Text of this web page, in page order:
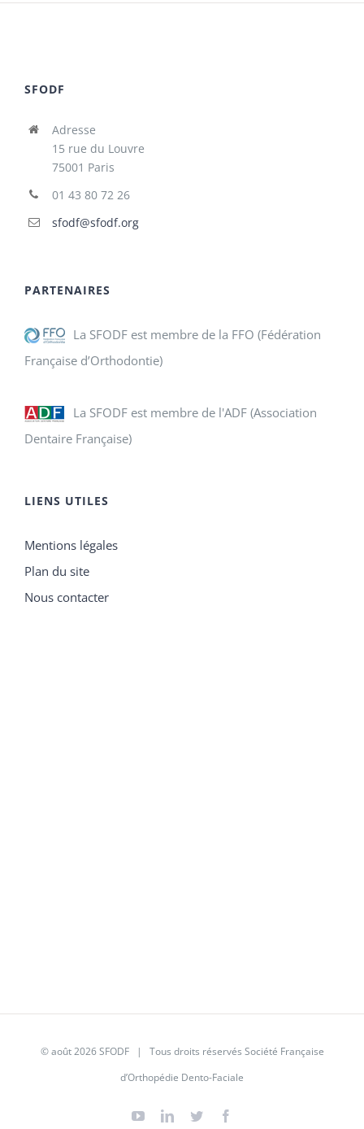
SFODF
Adresse
15 rue du Louvre
75001 Paris
01 43 80 72 26
sfodf@sfodf.org
PARTENAIRES
La SFODF est membre de la FFO (Fédération
Française d’Orthodontie)
La SFODF est membre de l'ADF (Association
Dentaire Française)
LIENS UTILES
Mentions légales
Plan du site
Nous contacter
© août 2026SFODF| Tous droits réservés Société Française
d’Orthopédie Dento-Faciale
YouTubeLinkedinTwitter